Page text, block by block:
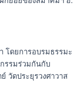
โดยการอบรมธรรมะ
รรมร่วมกันกับ
วัดประยุรวงศาวาส